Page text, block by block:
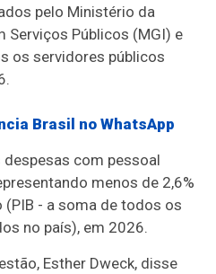
pelo Ministério da
Serviços Públicos (MGI) e
os servidores públicos
Brasil no WhatsApp
com pessoal
menos de 2,6%
- a soma de todos os
no país), em 2026.
Esther Dweck, disse